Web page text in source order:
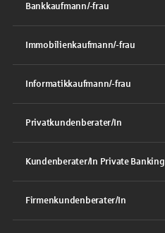
Bankkaufmann/-frau
Immobilienkaufmann/-frau
Informatikkaufmann/-frau
Privatkundenberater/In
Kundenberater/In Private Banking
Firmenkundenberater/In